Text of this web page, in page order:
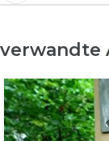
verwandte